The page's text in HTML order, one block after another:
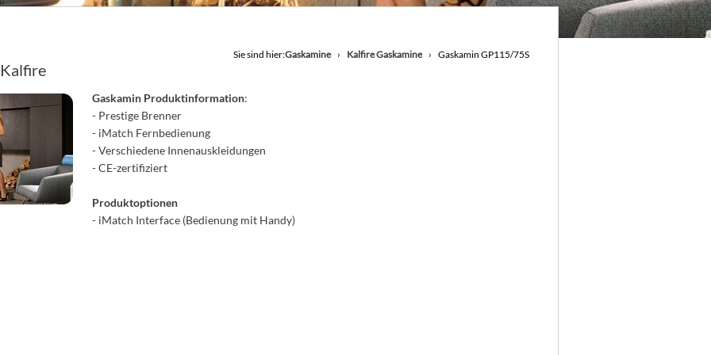
Sie sind hier:Gaskamine Kalfire Gaskamine Gaskamin GP115/75S
Gaskamin Produktinformation:
- Prestige Brenner
- iMatch Fernbedienung
- Verschiedene Innenauskleidungen
- CE-zertifiziert
Produktoptionen
- iMatch Interface (Bedienung mit Handy)